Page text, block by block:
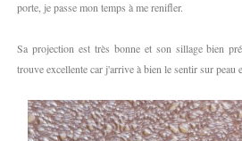
porte, je passe mon temps à me renifler.
Sa projection est très bonne et son sillage bien
trouve excellente car j'arrive à bien le sentir sur peau